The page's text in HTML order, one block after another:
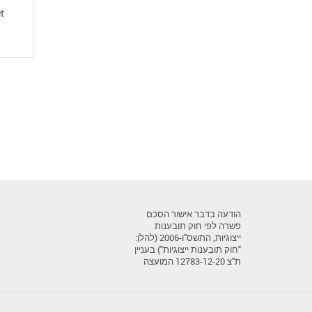
הודעה בדבר אישור הסכם
פשרה לפי חוק תובענות
ייצוגיות, התשס"ו-2006 (להלן:
"חוק תובענות ייצוגיות") בעניין
ת"צ 12783-12-20 המועצה